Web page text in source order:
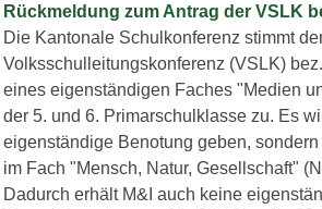
Die Kantonale Schulkonferenz stimmt
Volksschulleitungskonferenz (VSLK)
eines eigenständigen Faches "Medien
der 5. und 6. Primarschulklasse zu. Es
eigenständige Benotung geben,
im Fach "Mensch, Natur, Gesellschaft"
Dadurch erhält M&I auch keine